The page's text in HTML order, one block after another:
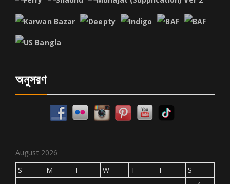
অনুসরণ
August 2026
S
M T W T F
S